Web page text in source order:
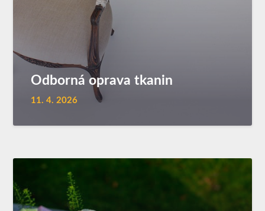
Odborná oprava tkanin
11. 4. 2026